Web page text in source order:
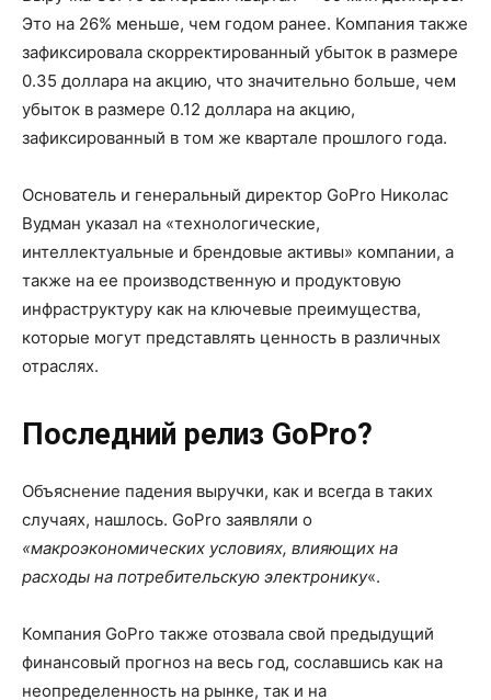
Это на 26% меньше, чем годом ранее. Компания также
зафиксировала скорректированный убыток в размере
0.35 доллара на акцию, что значительно больше, чем
убыток в размере 0.12 доллара на акцию,
зафиксированный в том же квартале прошлого года.
Основатель и генеральный директор GoPro Николас
Вудман указал на «технологические,
интеллектуальные и брендовые активы» компании, а
также на ее производственную и продуктовую
инфраструктуру как на ключевые преимущества,
которые могут представлять ценность в различных
отраслях.
Последний релиз GoPro?
Объяснение падения выручки, как и всегда в таких
случаях, нашлось. GoPro заявляли о
«макроэкономических условиях, влияющих на
расходы на потребительскую электронику«.
Компания GoPro также отозвала свой предыдущий
финансовый прогноз на весь год, сославшись как на
неопределенность на рынке, так и на